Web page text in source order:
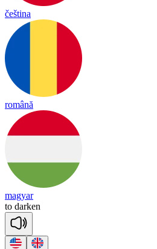
čeština
română
magyar
to darken